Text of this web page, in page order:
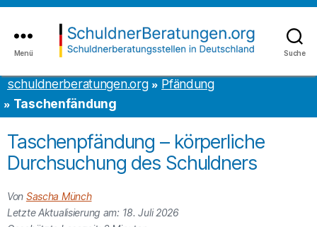
Inhalt
springen
to
the
content
Suche
Menü
schuldnerberatungen.org
Pfändung
Taschenfändung
Taschenpfändung – körperliche
Durchsuchung des Schuldners
Von Sascha Münch
Letzte Aktualisierung am: 18. Juli 2026